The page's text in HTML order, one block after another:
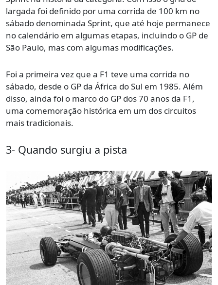
largada foi definido por uma corrida de 100 km no
sábado denominada Sprint, que até hoje permanece
no calendário em algumas etapas, incluindo o GP de
São Paulo, mas com algumas modificações.
Foi a primeira vez que a F1 teve uma corrida no
sábado, desde o GP da África do Sul em 1985. Além
disso, ainda foi o marco do GP dos 70 anos da F1,
uma comemoração histórica em um dos circuitos
mais tradicionais.
3- Quando surgiu a pista